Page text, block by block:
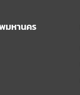
มหานคร